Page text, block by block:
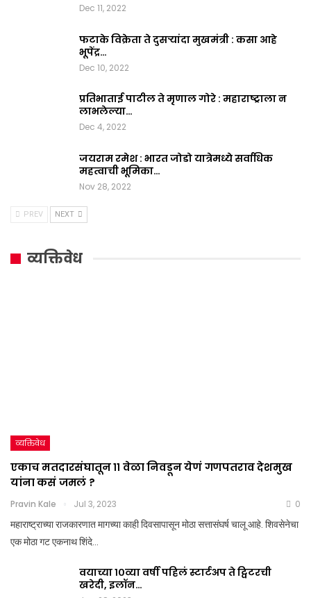
Dec 11, 2022
फटाके विक्रेता ते दुसऱ्यांदा मुखमंत्री : कसा आहे
भूपेंद्र…
Dec 10, 2022
प्रतिभाताई पाटील ते मृणाल गोरे : महाराष्ट्राला न
लाभलेल्या…
Dec 4, 2022
जयराम रमेश : भारत जोडो यात्रेमध्ये सर्वाधिक
महत्वाची भूमिका…
Nov 28, 2022
PREV NEXT
व्यक्तिवेध
व्यक्तिवेध
एकाच मतदारसंघातून ११ वेळा निवडून येणं गणपतराव देशमुख
यांना कसं जमलं ?
Pravin Kale Jul 3, 2023 0
महाराष्ट्राच्या राजकारणात मागच्या काही दिवसापासून मोठा सत्तासंघर्ष चालू आहे. शिवसेनेचा
एक मोठा गट एकनाथ शिंदे…
वयाच्या १०व्या वर्षी पहिलं स्टार्टअप ते ट्विटरची
खरेदी, इलॉन…